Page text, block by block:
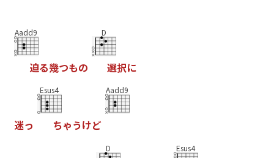
Aadd9
迫る幾つもの
D
選択に
迷っ
Esus4
ちゃうけど
Aadd9
D Esus4